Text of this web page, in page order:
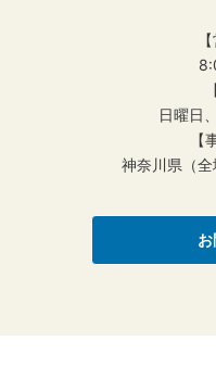
日曜日
【
神奈川県（全